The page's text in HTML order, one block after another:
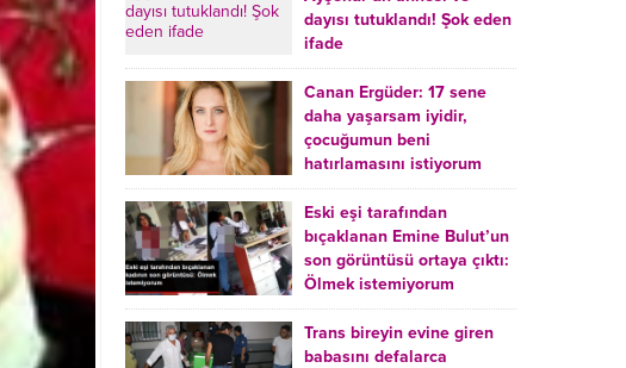
dayısı tutuklandı! Şok eden
ifade
Burdur’da yatağında ölü
bulunan Ayşenur Kazık’ın (2)
annesi Kader Karadeniz (23)
ile dayısı Hızır Tunç
Çetinkaya (19) tutuklandı.
Çetinkaya, ifadesinde...
Canan Ergüder: 17 sene
daha yaşarsam iyidir,
çocuğumun beni
hatırlamasını istiyorum
Kanser tedavisi gören ünlü
oyuncu Canan Ergüder,
hastalık sürecini anlattı:
Meme kanserine yakalanan
ünlü oyuncu Canan Ergüder
aklıma ilk ölümün...
Eski eşi tarafından
bıçaklanan Emine Bulut’un
son görüntüsü ortaya çıktı:
Ölmek istemiyorum
Kırıkkale’de eski eşi
tarafından boğazından
bıçaklanan Emine Bulut’un
Trans bireyin evine giren
babasını defalarca